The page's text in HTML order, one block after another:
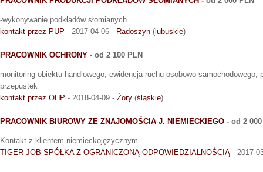
-wykonywanie podkładów słomianych
kontakt przez PUP - 2017-04-06 - Radoszyn ( lubuskie)
PRACOWNIK OCHRONY - od 2 100 PLN
monitoring obiektu handlowego, ewidencja ruchu osobowo-samochodowego,
przepustek
kontakt przez OHP - 2018-04-09 - Żory (śląskie)
PRACOWNIK BIUROWY ZE ZNAJOMOŚCIA J. NIEMIECKIEGO - od 2
Kontakt z klientem niemieckojęzycznym
TIGER JOB SPÓŁKA Z OGRANICZONĄ ODPOWIEDZIALNOŚCIĄ - 2017-